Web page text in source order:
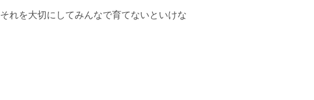
れを大切にしてみんなで育てないといけな